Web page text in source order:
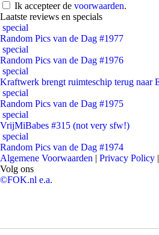
Ik accepteer de voorwaarden.
Laatste reviews en specials
special
Random Pics van de Dag #1977
special
Random Pics van de Dag #1976
special
Kraftwerk brengt ruimteschip terug naar
special
Random Pics van de Dag #1975
special
VrijMiBabes #315 (not very sfw!)
special
Random Pics van de Dag #1974
Algemene Voorwaarden | Privacy Policy |
Volg ons
©FOK.nl e.a.